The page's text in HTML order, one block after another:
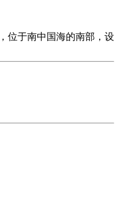
位于南中国海的南部，设